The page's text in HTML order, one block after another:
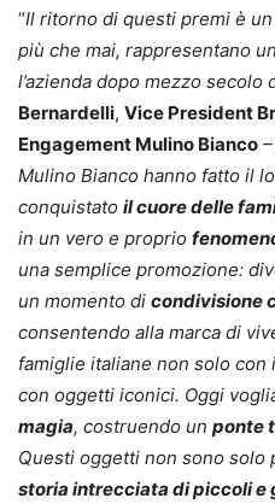
“Il ritorno di questi premi è un
più che mai, rappresentano
l’azienda dopo mezzo secolo
Bernardelli, Vice President
Engagement Mulino Bianco
Mulino Bianco hanno fatto il
conquistato il cuore delle
in un vero e proprio
una semplice promozione:
un momento di condivisione
consentendo alla marca di
famiglie italiane non solo
con oggetti iconici. Oggi
magia, costruendo un ponte
Questi oggetti non sono solo
storia intrecciata di piccoli e